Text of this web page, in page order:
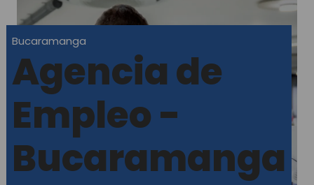
Bucaramanga
Agencia de
Empleo -
Bucaramanga